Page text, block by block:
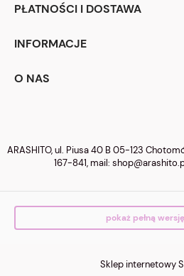
PŁATNOŚCI I DOSTAWA
INFORMACJE
O NAS
ARASHITO, ul. Piusa 40 B 05-123
167-841, mail:
pokaż pełną
Sklep internetowy